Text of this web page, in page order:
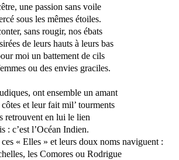
une passion sans voile
sous les mêmes étoiles.
sans rougir, nos ébats
de leurs hauts à leurs bas
moi un battement de cils
ou des envies graciles.
ont ensemble un amant
et leur fait mil’ tourments
retrouvent en lui le lien
: c’est l’Océan Indien.
« Elles » et leurs doux noms naviguent :
les Comores ou Rodrigue